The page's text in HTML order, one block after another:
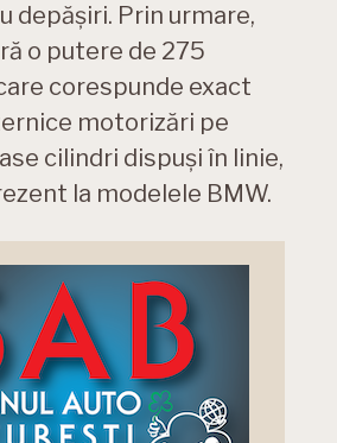
depăşiri. Prin urmare,
o putere de 275
corespunde exact
motorizări pe
cilindri dispuşi în linie,
la modelele BMW.